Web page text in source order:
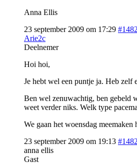
Anna Ellis
23 september 2009 om 17:29
Arie2c
Deelnemer
Hoi hoi,
Je hebt wel een puntje ja. Heb
Ben wel zenuwachtig, ben gebeld
weet verder niks. Welk type
We gaan het woensdag meemaken
23 september 2009 om 19:13
anna ellis
Gast